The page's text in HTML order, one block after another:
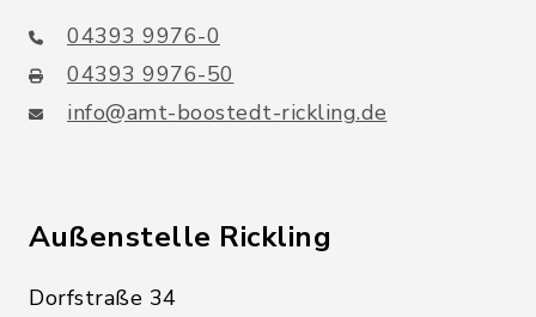
04393 9976-0
04393 9976-50
info@amt-boostedt-rickling.de
Außenstelle Rickling
Dorfstraße 34